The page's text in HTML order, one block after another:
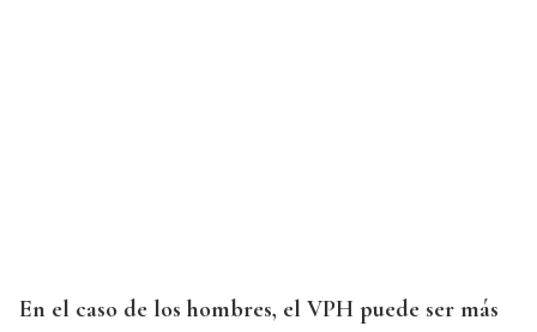
En el caso de los hombres, el VPH puede ser más